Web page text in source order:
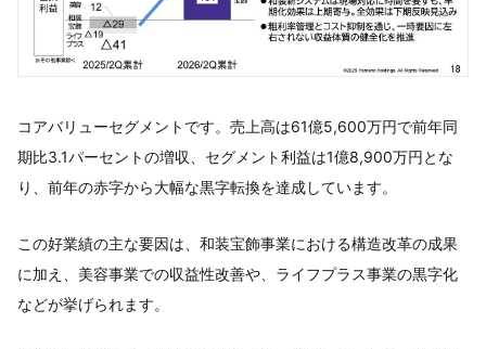
コアバリューセグメントです。売上高は61億5,600万円で前年同
期比3.1パーセントの増収、セグメント利益は1億8,900万円とな
り、前年の赤字から大幅な黒字転換を達成しています。
この好業績の主な要因は、和装宝飾事業における構造改革の成果
に加え、美容事業での収益性改善や、ライフプラス事業の黒字化
などが挙げられます。